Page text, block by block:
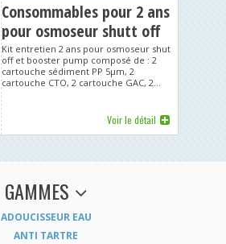
Consommables pour 2 ans
pour osmoseur shutt off
Kit entretien 2 ans pour osmoseur shut
off et booster pump composé de : 2
cartouche sédiment PP 5µm, 2
cartouche CTO, 2 cartouche GAC, 2...
Voir le détail
GAMMES
ADOUCISSEUR EAU
ANTI TARTRE